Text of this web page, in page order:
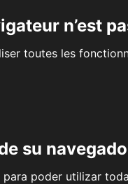
n’est
toutes les
su
poder utilizar